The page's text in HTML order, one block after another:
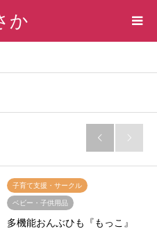
か
 
子育て支援・サークル
ベビー・子供用品
多機能おんぶひも『もっこ』